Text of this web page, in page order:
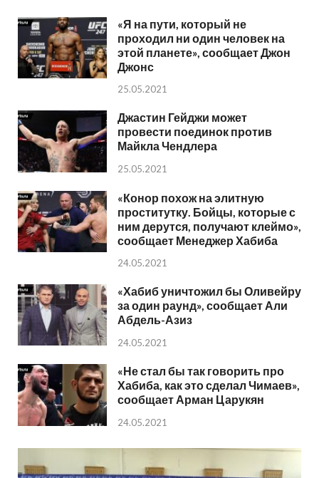
«Я на пути, который не
проходил ни один человек на
этой планете», сообщает Джон
Джонс
25.05.2021
Джастин Гейджи может
провести поединок против
Майкла Чендлера
25.05.2021
«Конор похож на элитную
проститутку. Бойцы, которые с
ним дерутся, получают клеймо»,
сообщает Менеджер Хабиба
24.05.2021
«Хабиб уничтожил бы Оливейру
за один раунд», сообщает Али
Абдель-Азиз
24.05.2021
«Не стал бы так говорить про
Хабиба, как это сделал Чимаев»,
сообщает Арман Царукян
24.05.2021